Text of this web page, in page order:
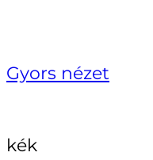
Gyors nézet
kék